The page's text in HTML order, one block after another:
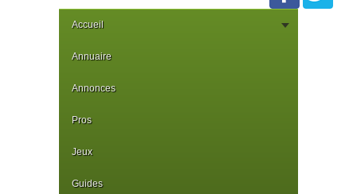
Accueil
Annuaire
Annonces
Pros
Jeux
Guides